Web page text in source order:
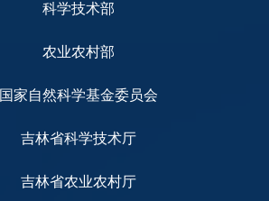
科学技术部
农业农村部
国家自然科学基金委员会
吉林省科学技术厅
吉林省农业农村厅